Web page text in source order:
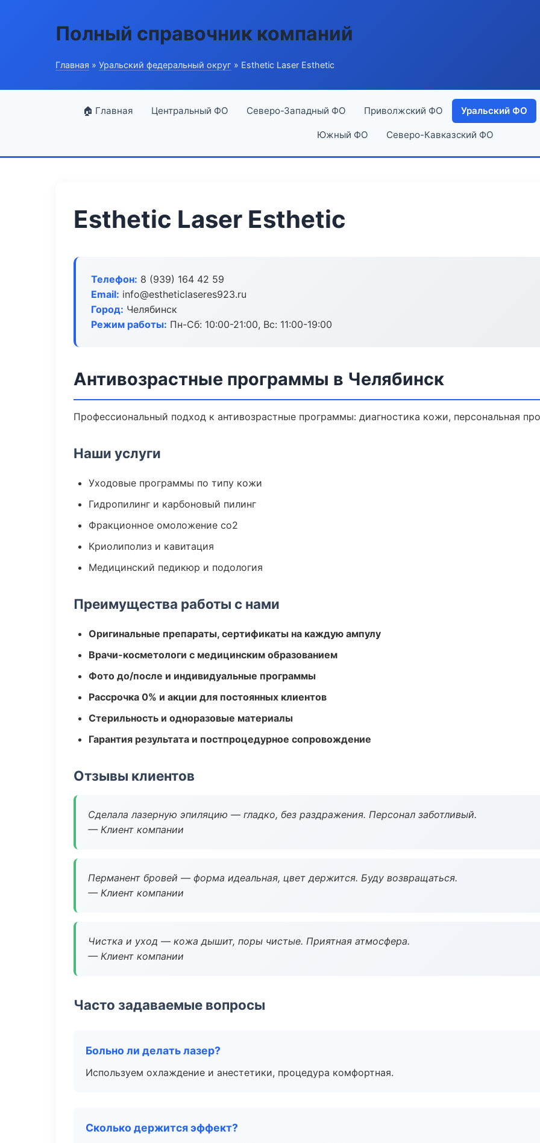
Полный справочник компаний
Главная » Уральский федеральный округ » Esthetic Laser Esthetic
🏠 Главная Центральный ФО Северо-Западный ФО Приволжский ФО Уральский ФО
Южный ФО Северо-Кавказский ФО
Esthetic Laser Esthetic
Телефон: 8 (939) 164 42 59
Email: info@estheticlaseres923.ru
Город: Челябинск
Режим работы: Пн-Сб: 10:00-21:00, Вс: 11:00-19:00
Антивозрастные программы в Челябинск
Профессиональный подход к антивозрастные программы: диагностика кожи, персональная
Наши услуги
Уходовые программы по типу кожи
Гидропилинг и карбоновый пилинг
Фракционное омоложение co2
Криолиполиз и кавитация
Медицинский педикюр и подология
Преимущества работы с нами
Оригинальные препараты, сертификаты на каждую ампулу
Врачи-косметологи с медицинским образованием
Фото до/после и индивидуальные программы
Рассрочка 0% и акции для постоянных клиентов
Стерильность и одноразовые материалы
Гарантия результата и постпроцедурное сопровождение
Отзывы клиентов
Сделала лазерную эпиляцию — гладко, без раздражения. Персонал заботливый.
— Клиент компании
Перманент бровей — форма идеальная, цвет держится. Буду возвращаться.
— Клиент компании
Чистка и уход — кожа дышит, поры чистые. Приятная атмосфера.
— Клиент компании
Часто задаваемые вопросы
Больно ли делать лазер?
Используем охлаждение и анестетики, процедура комфортная.
Сколько держится эффект?